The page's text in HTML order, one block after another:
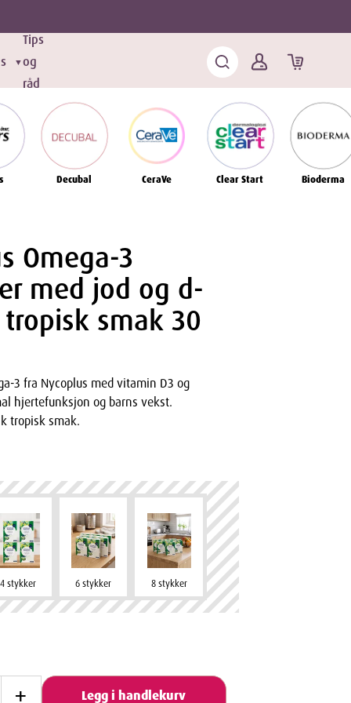
▼
Tips
og
råd
Decubal CeraVe Clear Start Bioderma
Omega-3
med jod og d-
smak 30
3 fra Nycoplus med vitamin D3 og
hjertefunksjon og barns vekst.
tropisk smak.
4 stykker 6 stykker 8 stykker
+ Legg i handlekurv